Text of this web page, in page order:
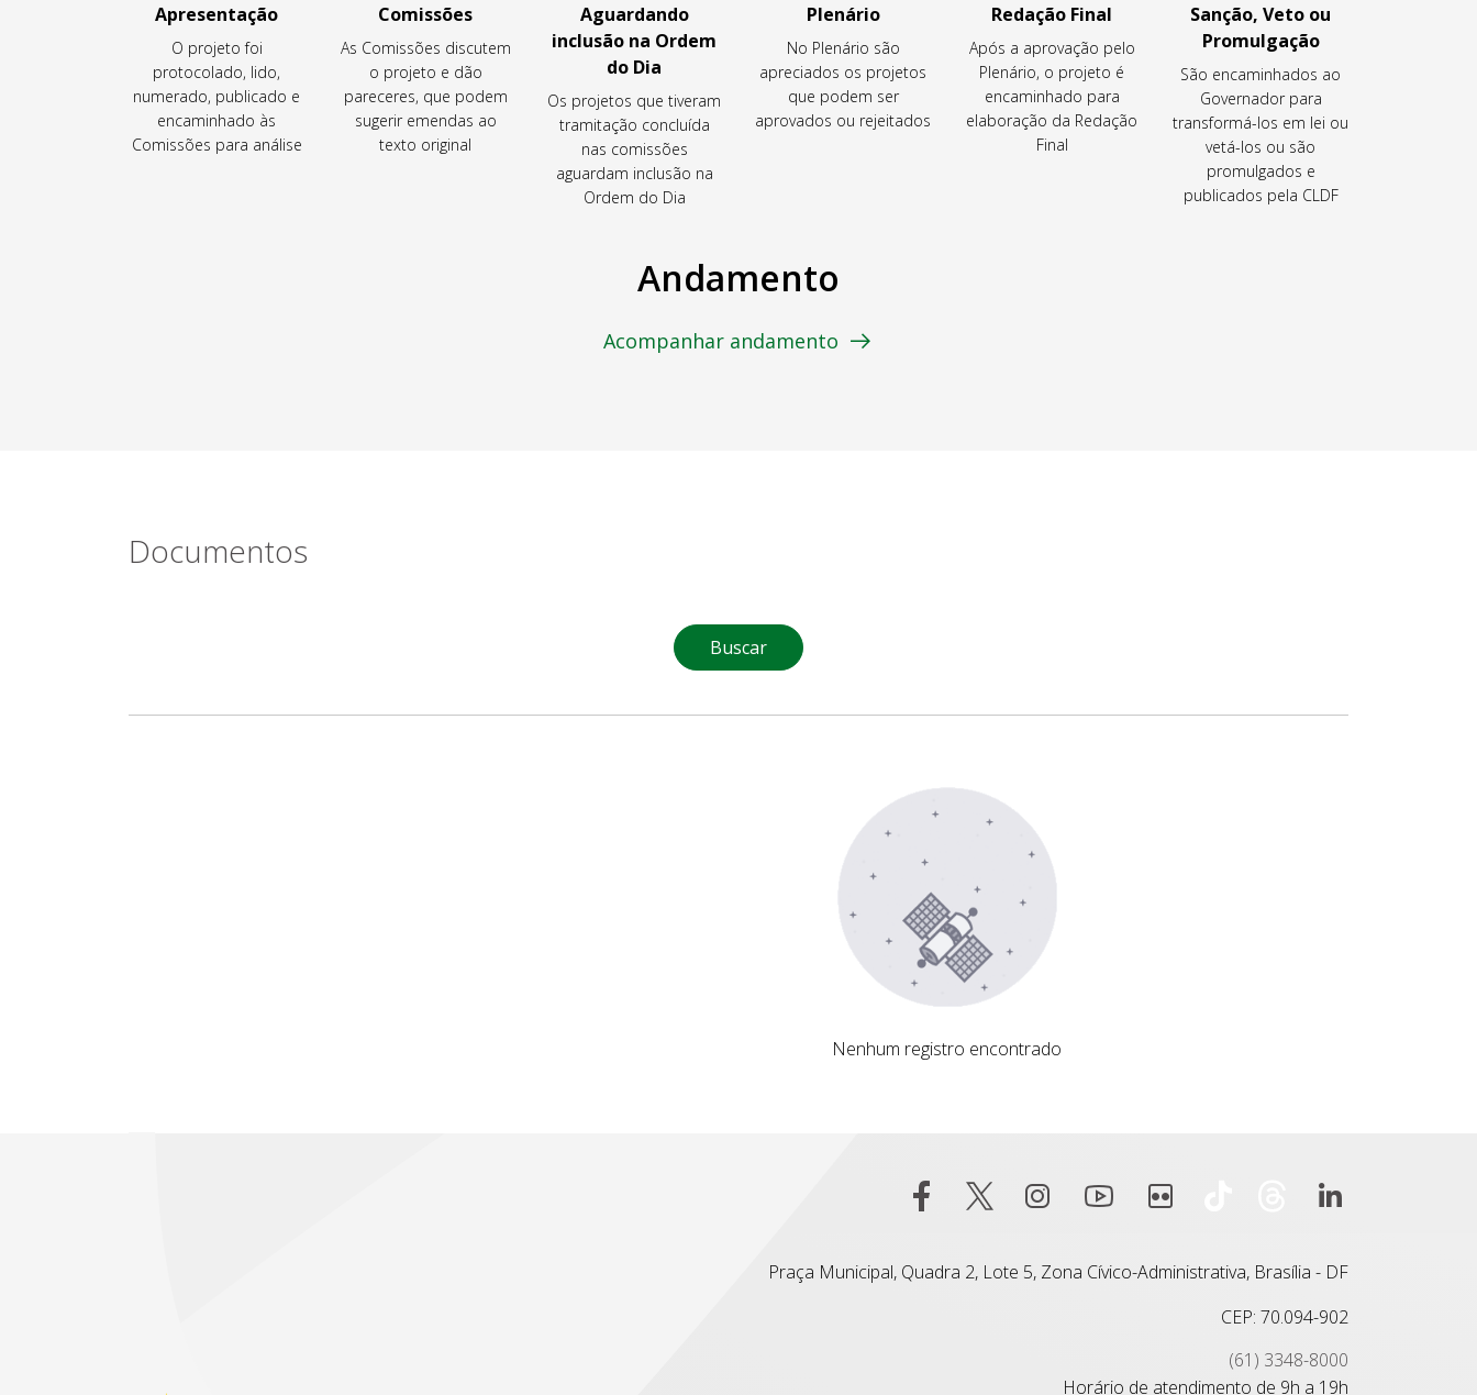
Apresentação
O projeto foi
protocolado, lido,
numerado, publicado e
encaminhado às
Comissões para análise
Comissões
As Comissões discutem
o projeto e dão
pareceres, que podem
sugerir emendas ao
texto original
Aguardando
inclusão na Ordem
do Dia
Os projetos que tiveram
tramitação concluída
nas comissões
aguardam inclusão na
Ordem do Dia
Plenário
No Plenário são
apreciados os projetos
que podem ser
aprovados ou rejeitados
Redação Final
Após a aprovação pelo
Plenário, o projeto é
encaminhado para
elaboração da Redação
Final
Sanção, Veto ou
Promulgação
São encaminhados ao
Governador para
transformá-los em lei ou
vetá-los ou são
promulgados e
publicados pela CLDF
Andamento
Acompanhar andamento
Documentos
Buscar
Nenhum registro encontradoNenhum registro encontrado
Praça Municipal, Quadra 2, Lote 5, Zona Cívico-Administrativa, Brasília - DF
CEP: 70.094-902
(61) 3348-8000
Horário de atendimento de 9h a 19h